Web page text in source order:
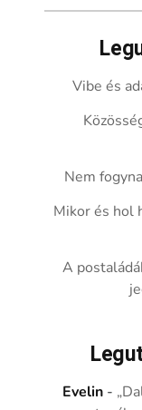
Vibe és
Nem
Mikor és hol
A
Evelin -